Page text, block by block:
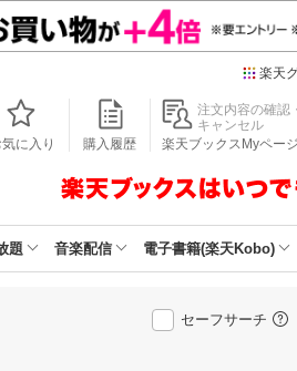
楽天
気に入り 購入履歴
注文内容の確認・
キャンセル
楽天ブックスMyページ
題 音楽配信 電子書籍(楽天Kobo)
セーフサーチ